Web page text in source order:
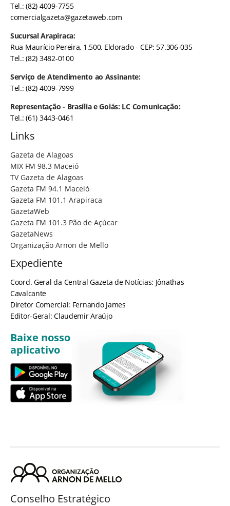
Tel.: (82) 4009-7755
comercialgazeta@gazetaweb.com
Sucursal Arapiraca:
Rua Maurício Pereira, 1.500, Eldorado - CEP: 57.306-035
Tel.: (82) 3482-0100
Serviço de Atendimento ao Assinante:
Tel.: (82) 4009-7999
Representação - Brasília e Goiás: LC Comunicação:
Tel.: (61) 3443-0461
Links
Gazeta de Alagoas
MIX FM 98.3 Maceió
TV Gazeta de Alagoas
Gazeta FM 94.1 Maceió
Gazeta FM 101.1 Arapiraca
GazetaWeb
Gazeta FM 101.3 Pão de Açúcar
GazetaNews
Organização Arnon de Mello
Expediente
Coord. Geral da Central Gazeta de Notícias: Jônathas
Cavalcante
Diretor Comercial: Fernando James
Editor-Geral: Claudemir Araújo
Baixe nosso
aplicativo
Conselho Estratégico